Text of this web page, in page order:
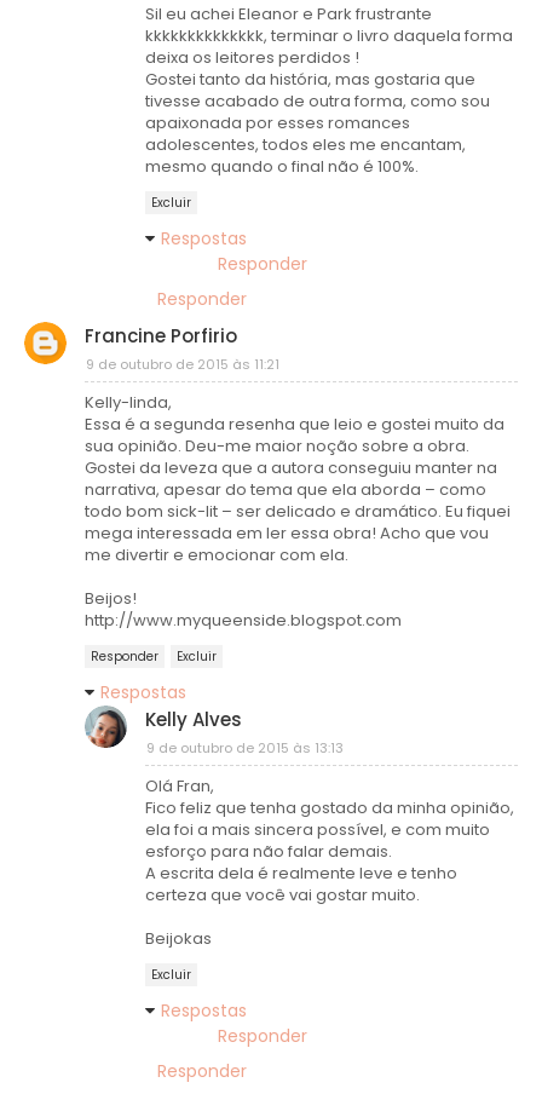
Sil eu achei Eleanor e Park frustrante
kkkkkkkkkkkkkk, terminar o livro daquela forma
deixa os leitores perdidos !
Gostei tanto da história, mas gostaria que
tivesse acabado de outra forma, como sou
apaixonada por esses romances
adolescentes, todos eles me encantam,
mesmo quando o final não é 100%.
Excluir
Respostas
Responder
Responder
Francine Porfirio
9 de outubro de 2015 às 11:21
Kelly-linda,
Essa é a segunda resenha que leio e gostei muito da
sua opinião. Deu-me maior noção sobre a obra.
Gostei da leveza que a autora conseguiu manter na
narrativa, apesar do tema que ela aborda – como
todo bom sick-lit – ser delicado e dramático. Eu fiquei
mega interessada em ler essa obra! Acho que vou
me divertir e emocionar com ela.
Beijos!
http://www.myqueenside.blogspot.com
Responder Excluir
Respostas
Kelly Alves
9 de outubro de 2015 às 13:13
Olá Fran,
Fico feliz que tenha gostado da minha opinião,
ela foi a mais sincera possível, e com muito
esforço para não falar demais.
A escrita dela é realmente leve e tenho
certeza que você vai gostar muito.
Beijokas
Excluir
Respostas
Responder
Responder